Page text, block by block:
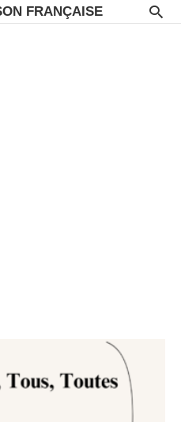
FRANÇAISE